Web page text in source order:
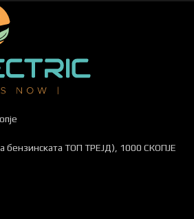
бензинската ТОП ТРЕЈД), 1000 СКОПЈЕ